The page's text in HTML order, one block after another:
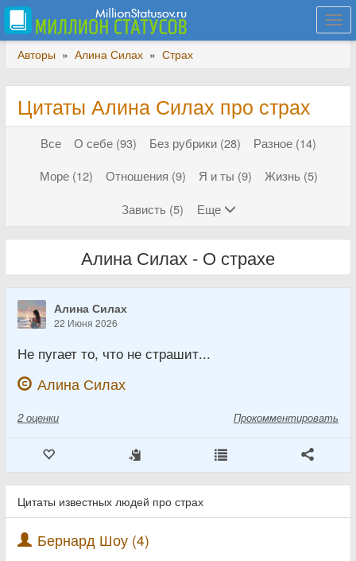
Авторы » Алина Силах » Страх
Цитаты Алина Силах про страх
Все О себе (93) Без рубрики (28)
Разное (14)
Море (12)
Отношения (9) Я и ты (9)
Жизнь (5)
Зависть (5)
Еще
Алина Силах - О страхе
Алина Силах
22 Июня 2026
Не пугает то, что не страшит...
Алина Силах
2 оценки Прокомментировать
Цитаты известных людей про страх
Бернард Шоу (4)